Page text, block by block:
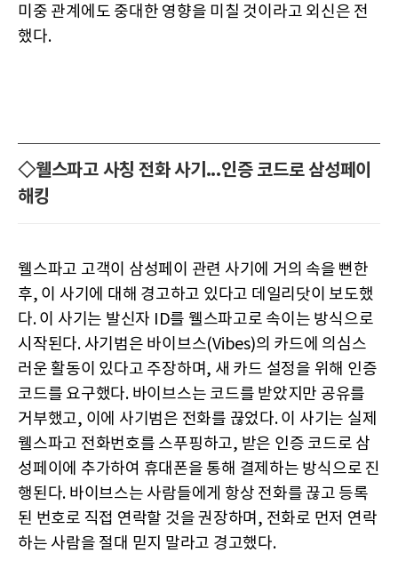
미중 관계에도 중대한 영향을 미칠 것이라고 외신은 전
했다.
◇웰스파고 사칭 전화 사기...인증 코드로 삼성페이
해킹
웰스파고 고객이 삼성페이 관련 사기에 거의 속을 뻔한
후, 이 사기에 대해 경고하고 있다고 데일리닷이 보도했
다. 이 사기는 발신자 ID를 웰스파고로 속이는 방식으로
시작된다. 사기범은 바이브스(Vibes)의 카드에 의심스
러운 활동이 있다고 주장하며, 새 카드 설정을 위해 인증
코드를 요구했다. 바이브스는 코드를 받았지만 공유를
거부했고, 이에 사기범은 전화를 끊었다. 이 사기는 실제
웰스파고 전화번호를 스푸핑하고, 받은 인증 코드로 삼
성페이에 추가하여 휴대폰을 통해 결제하는 방식으로 진
행된다. 바이브스는 사람들에게 항상 전화를 끊고 등록
된 번호로 직접 연락할 것을 권장하며, 전화로 먼저 연락
하는 사람을 절대 믿지 말라고 경고했다.